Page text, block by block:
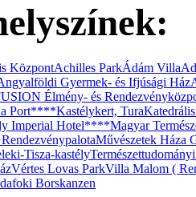
KözpontAchilles ParkÁdám Villa
Gyermek- és Ifjúsági Ház
Élmény- és
Port****Kastélykert, Tura
Imperial Hotel****Magyar
Művészetek Háza
Tisza-kastély
Vértes Lovas ParkVilla Malom (
Borskanzen